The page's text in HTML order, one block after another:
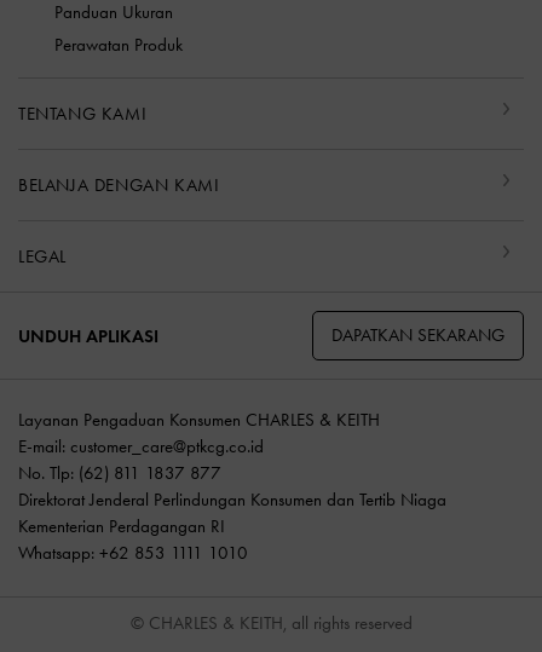
Panduan Ukuran
Perawatan Produk
TENTANG KAMI
BELANJA DENGAN KAMI
LEGAL
UNDUH APLIKASI DAPATKAN SEKARANG
Layanan Pengaduan Konsumen CHARLES & KEITH
E-mail: customer_care@ptkcg.co.id
No. Tlp: (62) 811 1837 877
Direktorat Jenderal Perlindungan Konsumen dan Tertib Niaga
Kementerian Perdagangan RI
Whatsapp: +62 853 1111 1010
© CHARLES & KEITH, all rights reserved